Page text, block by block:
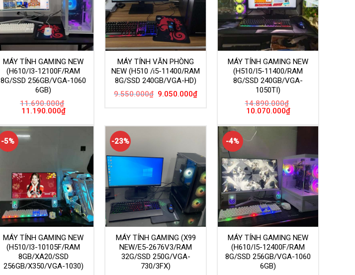
MÁY TÍNH GAMING NEW
(H610/I3-12100F/RAM
8G/SSD 256GB/VGA-1060
6GB)
11.690.000₫
Giá
gốc
11.690.000₫.
11.190.000₫Giá
hiện
là:
MÁY TÍNH VĂN PHÒNG
NEW (H510 /i5-11400/RAM
8G/SSD 240GB/VGA-HD)
9.550.000₫ Giá
gốc
9.050.000₫Giá
hiện
MÁY TÍNH GAMING NEW
(H510/I5-11400/RAM
8G/SSD 240GB/VGA-
1050TI)
14.890.000₫
Giá
gốc
14.890.000₫.
10.070.000₫Giá
hiện
là:
-5%
MÁY TÍNH GAMING NEW
(H510/I3-10105F/RAM
8GB/XA20/SSD
256GB/X350/VGA-1030)
-23%
MÁY TÍNH GAMING (X99
NEW/E5-2676V3/RAM
32G/SSD 250G/VGA-
730/3FX)
-4%
MÁY TÍNH GAMING NEW
(H610/I5-12400F/RAM
8G/SSD 256GB/VGA-1060
6GB)